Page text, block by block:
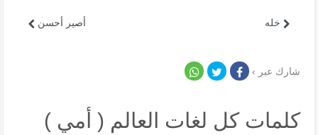
أصير أحسن خله
شارك عبر ›
كلمات كل لغات العالم ( أمي )